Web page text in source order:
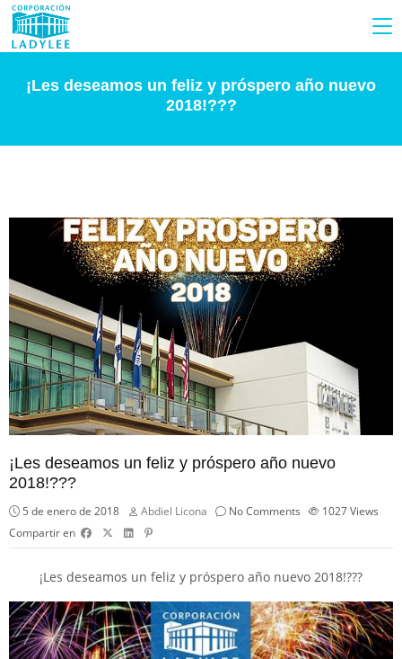
¡Les deseamos un feliz y próspero año nuevo
2018!???
¡Les deseamos un feliz y próspero año nuevo
2018!???
5 de enero de 2018 Abdiel Licona No Comments 1027Views
Compartir en
¡Les deseamos un feliz y próspero año nuevo 2018!???